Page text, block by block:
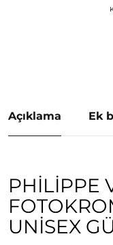
Açıklama Ek
PHILIPPE
UNISEX